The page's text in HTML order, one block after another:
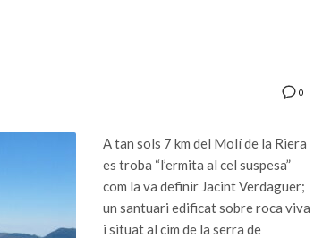
0
A tan sols 7 km del Molí de la Riera
es troba “l’ermita al cel suspesa”
com la va definir Jacint Verdaguer;
un santuari edificat sobre roca viva
i situat al cim de la serra de